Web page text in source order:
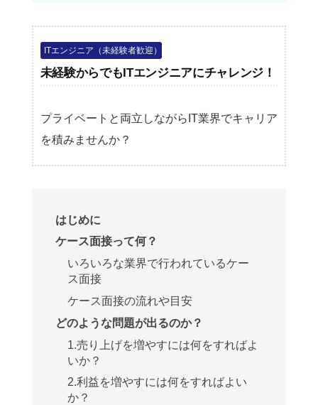
ITエンジニア（未経験者歓迎）
未経験からでもITエンジニアにチャレンジ！
プライベートと両立しながらIT業界でキャリア
を積みませんか？
はじめに
ケース面接って何？
いろいろな業界で行われているケー
ス面接
ケース面接の流れや目安
どのような問題が出るのか？
1.売り上げを増やすには何をすればよ
いか？
2.利益を増やすには何をすればよい
か？